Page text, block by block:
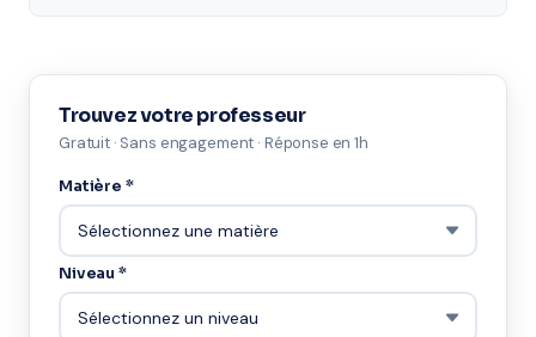
Trouvez votre professeur
Gratuit · Sans engagement · Réponse en 1h
Matière *
Niveau *